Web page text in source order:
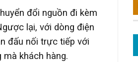
đổi nguồn đi kèm
lại, với dòng điện
đấu nối trực tiếp với
khách hàng.